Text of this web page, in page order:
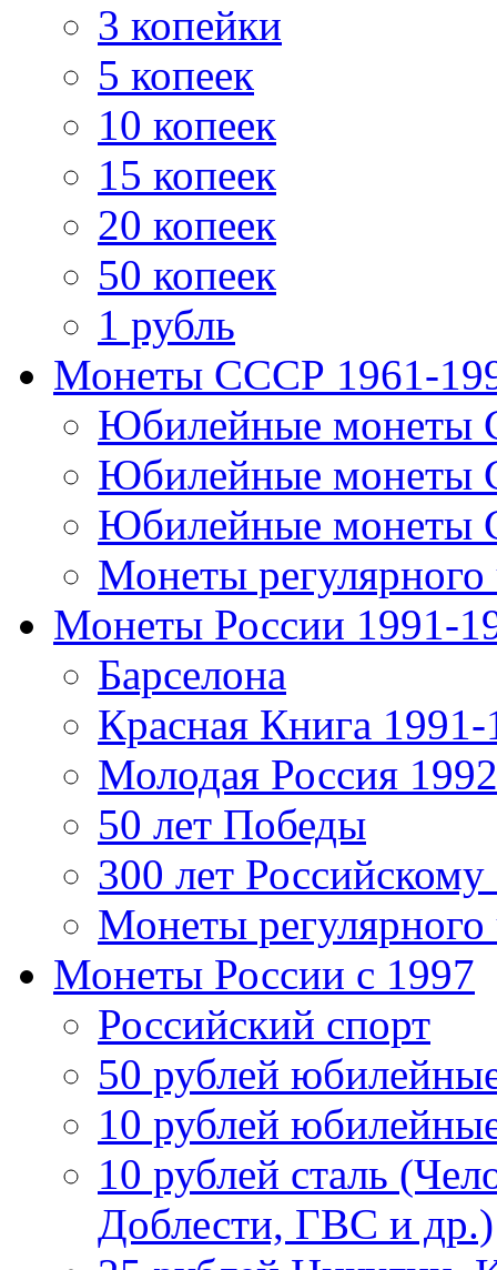
3 копейки
5 копеек
10 копеек
15 копеек
20 копеек
50 копеек
1 рубль
Монеты СССР 1961-
Юбилейные монеты
Юбилейные
Юбилейные
Монеты
Монеты России 1991-
Барселона
Красная Книга 1991-
Молодая Россия
50 лет Победы
300 лет
Монеты
Монеты России c 1997
Российский спорт
50 рублей
10 рублей
10 рублей сталь
Доблести, ГВС и др.)